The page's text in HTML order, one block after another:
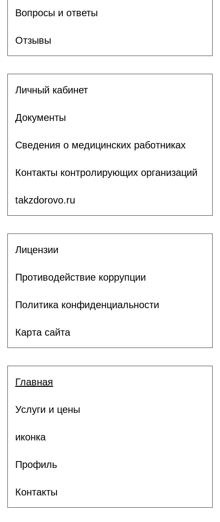
Вопросы и ответы
Отзывы
Личный кабинет
Документы
Сведения о медицинских работниках
Контакты контролирующих организаций
takzdorovo.ru
Лицензии
Противодействие коррупции
Политика конфиденциальности
Карта сайта
Главная
Услуги и цены
иконка
Профиль
Контакты